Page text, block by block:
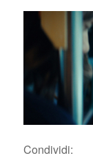
Condividi: